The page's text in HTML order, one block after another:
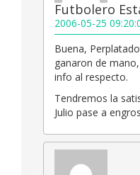
Futbolero
2006-05-25
Buena,
ganaron de
info al respecto.
Tendremos la
Julio pase a